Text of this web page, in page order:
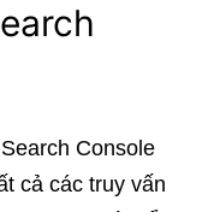
Console
cả các truy vấn